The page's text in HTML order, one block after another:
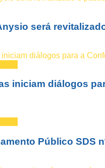
será
iniciam diálogos
Público SDS